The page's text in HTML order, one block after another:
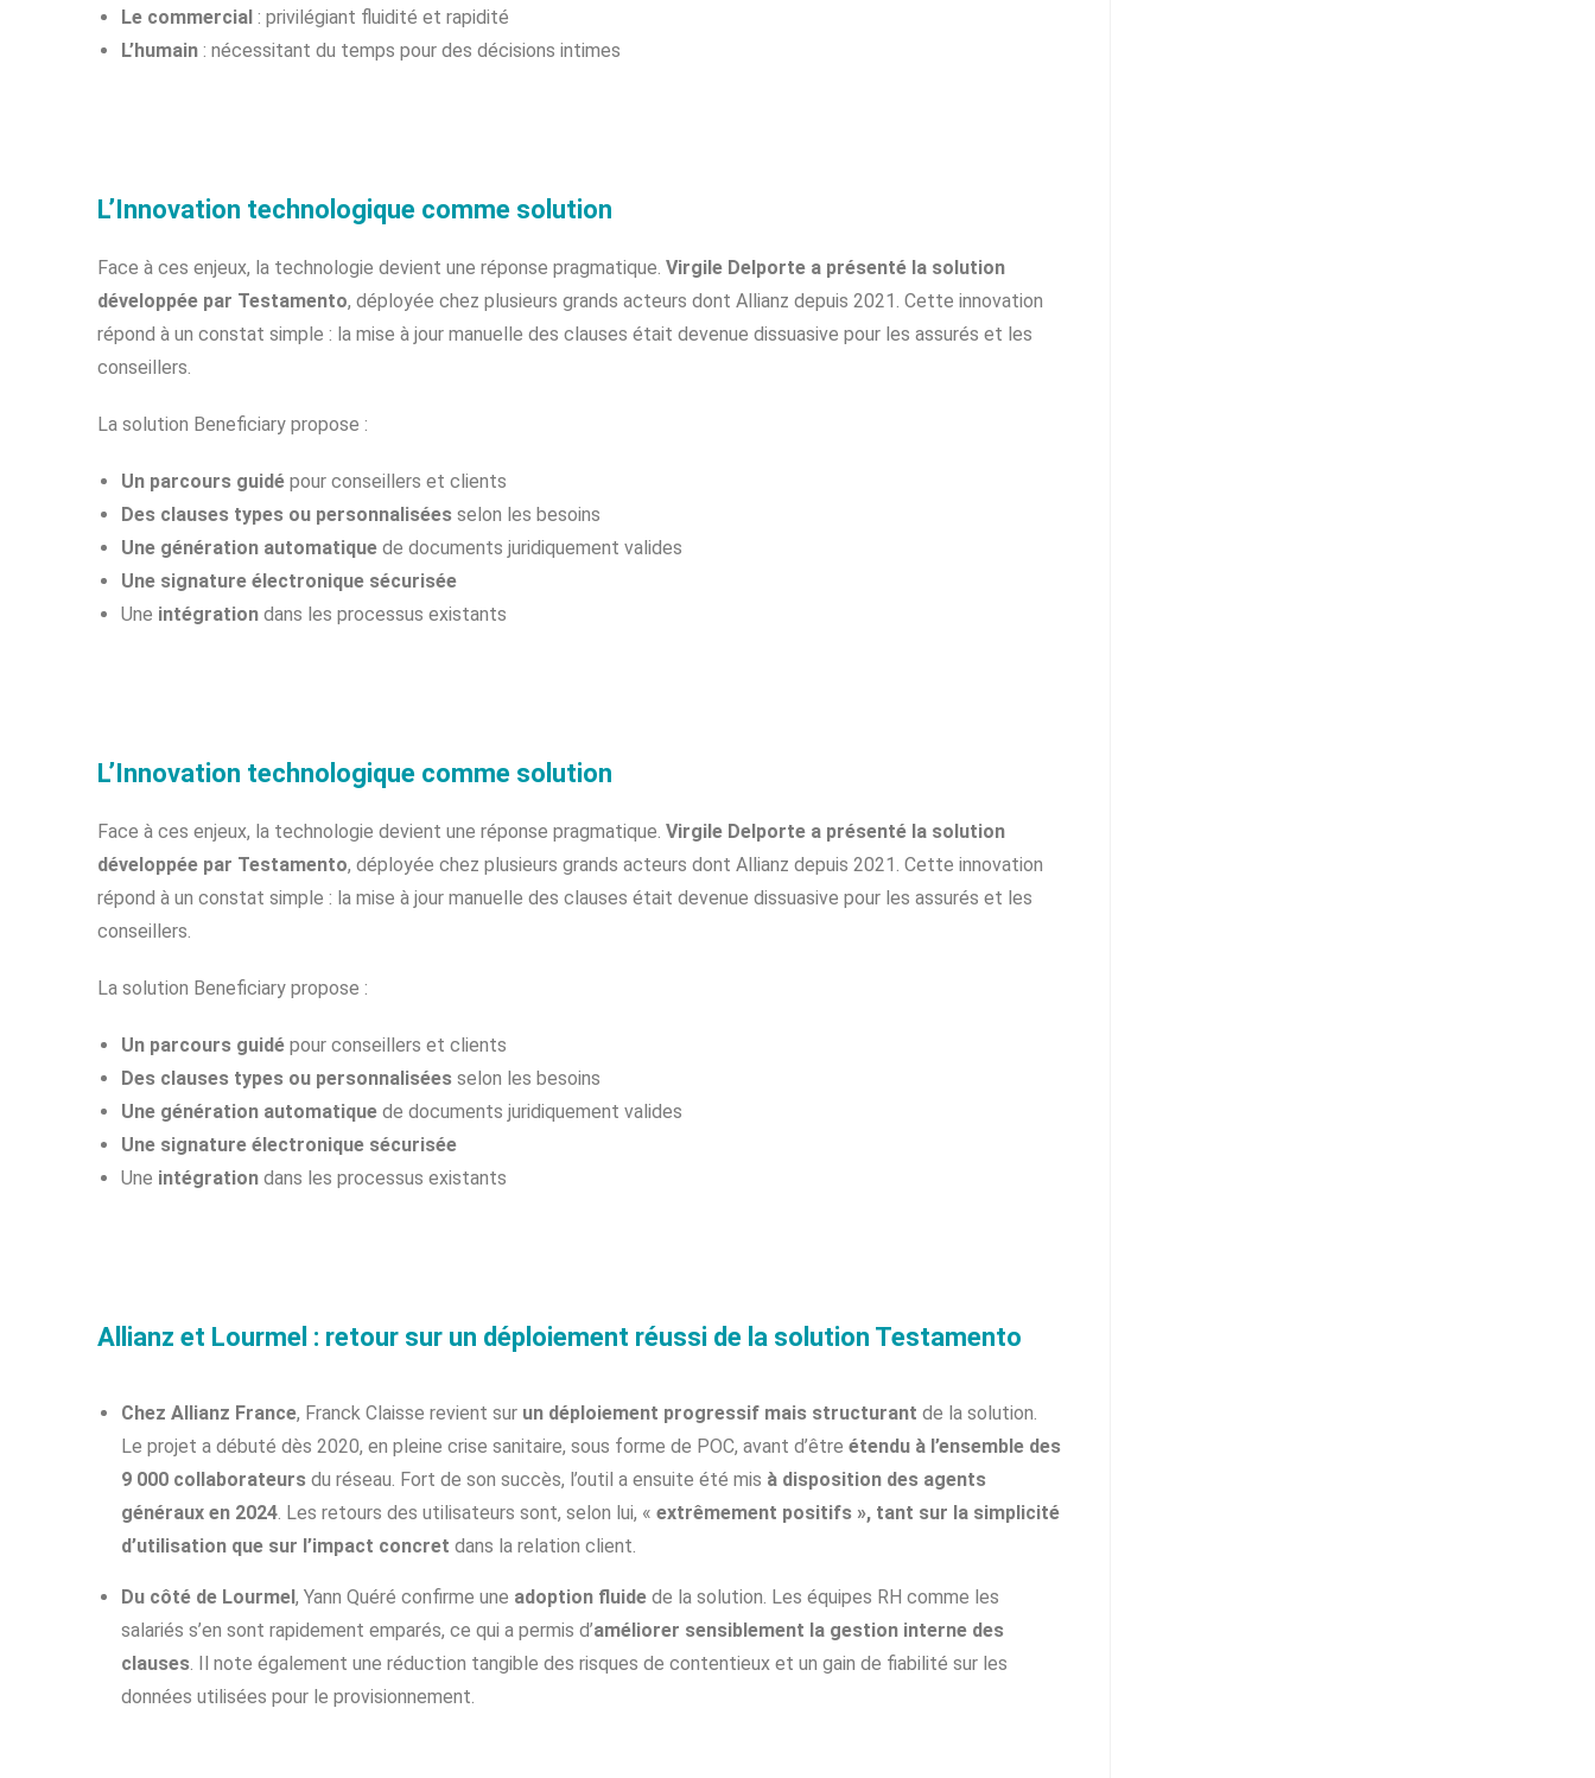
Le commercial : privilégiant fluidité et rapidité
L’humain : nécessitant du temps pour des décisions intimes
L’Innovation technologique comme solution
Face à ces enjeux, la technologie devient une réponse pragmatique. Virgile Delporte a présenté la solution
développée par Testamento, déployée chez plusieurs grands acteurs dont Allianz depuis 2021. Cette innovation
répond à un constat simple : la mise à jour manuelle des clauses était devenue dissuasive pour les assurés et les
conseillers.
La solution Beneficiary propose :
Un parcours guidé pour conseillers et clients
Des clauses types ou personnalisées selon les besoins
Une génération automatique de documents juridiquement valides
Une signature électronique sécurisée
Une intégration dans les processus existants
L’Innovation technologique comme solution
Face à ces enjeux, la technologie devient une réponse pragmatique. Virgile Delporte a présenté la solution
développée par Testamento, déployée chez plusieurs grands acteurs dont Allianz depuis 2021. Cette innovation
répond à un constat simple : la mise à jour manuelle des clauses était devenue dissuasive pour les assurés et les
conseillers.
La solution Beneficiary propose :
Un parcours guidé pour conseillers et clients
Des clauses types ou personnalisées selon les besoins
Une génération automatique de documents juridiquement valides
Une signature électronique sécurisée
Une intégration dans les processus existants
Allianz et Lourmel : retour sur un déploiement réussi de la solution Testamento
Chez Allianz France, Franck Claisse revient sur un déploiement progressif mais structurant de la solution.
Le projet a débuté dès 2020, en pleine crise sanitaire, sous forme de POC, avant d’être étendu à l’ensemble des
9 000 collaborateurs du réseau. Fort de son succès, l’outil a ensuite été mis à disposition des agents
généraux en 2024 . Les retours des utilisateurs sont, selon lui, « extrêmement positifs », tant sur la simplicité
d’utilisation que sur l’impact concret dans la relation client.
Du côté de Lourmel, Yann Quéré confirme une adoption fluide de la solution. Les équipes RH comme les
salariés s’en sont rapidement emparés, ce qui a permis d’améliorer sensiblement la gestion interne des
clauses . Il note également une réduction tangible des risques de contentieux et un gain de fiabilité sur les
données utilisées pour le provisionnement.